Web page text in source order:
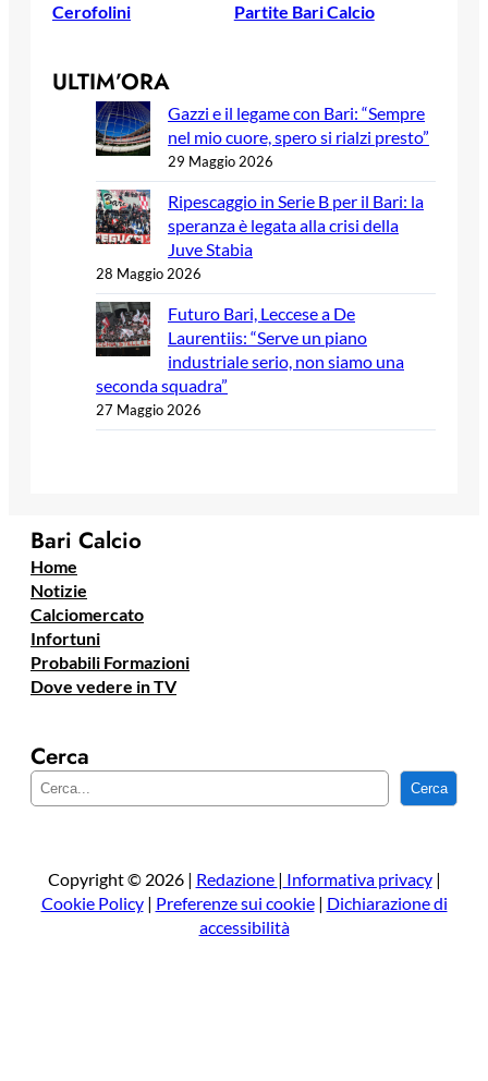
Cerofolini
Partite Bari Calcio
ULTIM’ORA
Gazzi e il legame con Bari: “Sempre
nel mio cuore, spero si rialzi presto”
29 Maggio 2026
Ripescaggio in Serie B per il Bari: la
speranza è legata alla crisi della
Juve Stabia
28 Maggio 2026
Futuro Bari, Leccese a De
Laurentiis: “Serve un piano
industriale serio, non siamo una
seconda squadra”
27 Maggio 2026
Bari Calcio
Home
Notizie
Calciomercato
Infortuni
Probabili Formazioni
Dove vedere in TV
Cerca
e
a
Cerca
Copyright © 2026 | Redazione | Informativa privacy|
Cookie Policy| Preferenze sui cookie| Dichiarazione di
accessibilità